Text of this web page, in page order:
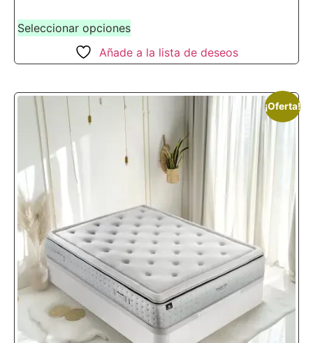
Seleccionar opciones
Añade a la lista de deseos
¡Oferta!